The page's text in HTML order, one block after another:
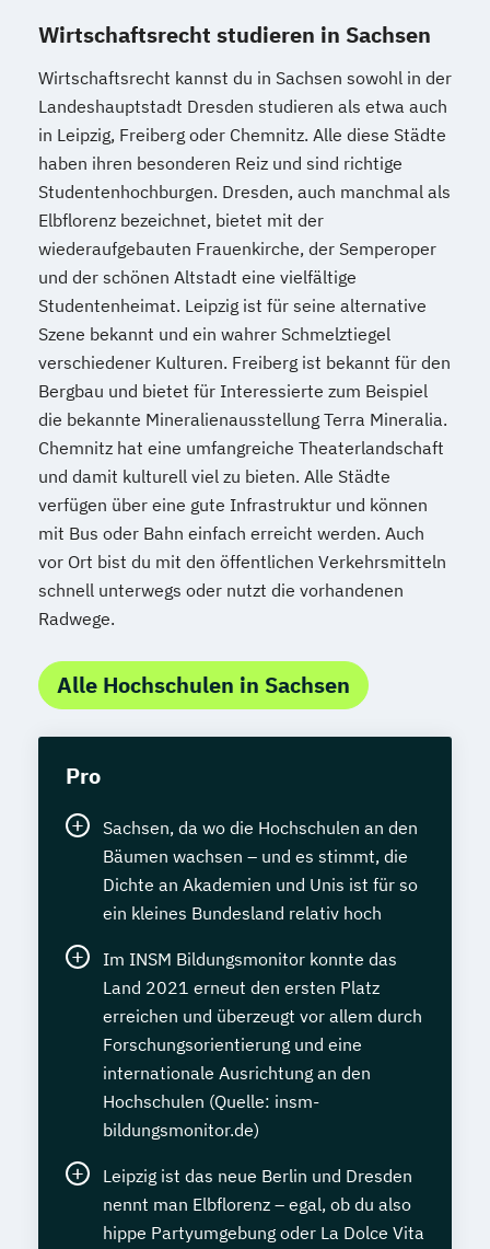
Wirtschaftsrecht studieren in Sachsen
Wirtschaftsrecht kannst du in Sachsen sowohl in der
Landeshauptstadt Dresden studieren als etwa auch
in Leipzig, Freiberg oder Chemnitz. Alle diese Städte
haben ihren besonderen Reiz und sind richtige
Studentenhochburgen. Dresden, auch manchmal als
Elbflorenz bezeichnet, bietet mit der
wiederaufgebauten Frauenkirche, der Semperoper
und der schönen Altstadt eine vielfältige
Studentenheimat. Leipzig ist für seine alternative
Szene bekannt und ein wahrer Schmelztiegel
verschiedener Kulturen. Freiberg ist bekannt für den
Bergbau und bietet für Interessierte zum Beispiel
die bekannte Mineralienausstellung Terra Mineralia.
Chemnitz hat eine umfangreiche Theaterlandschaft
und damit kulturell viel zu bieten. Alle Städte
verfügen über eine gute Infrastruktur und können
mit Bus oder Bahn einfach erreicht werden. Auch
vor Ort bist du mit den öffentlichen Verkehrsmitteln
schnell unterwegs oder nutzt die vorhandenen
Radwege.
Alle Hochschulen in Sachsen
Pro
Sachsen, da wo die Hochschulen an den
Bäumen wachsen – und es stimmt, die
Dichte an Akademien und Unis ist für so
ein kleines Bundesland relativ hoch
Im INSM Bildungsmonitor konnte das
Land 2021 erneut den ersten Platz
erreichen und überzeugt vor allem durch
Forschungsorientierung und eine
internationale Ausrichtung an den
Hochschulen (Quelle: insm-
bildungsmonitor.de)
Leipzig ist das neue Berlin und Dresden
nennt man Elbflorenz – egal, ob du also
hippe Partyumgebung oder La Dolce Vita